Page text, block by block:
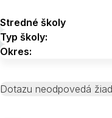
Dotazu neodpovedá